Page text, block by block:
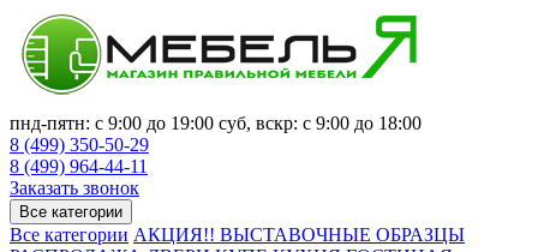
пнд-пятн: с 9:00 до 19:00 суб, вскр: с 9:00 до 18:00
8 (499) 350-50-29
8 (499) 964-44-11
Заказать звонок
Все категории
Все категории АКЦИЯ!! ВЫСТАВОЧНЫЕ ОБРАЗЦЫ